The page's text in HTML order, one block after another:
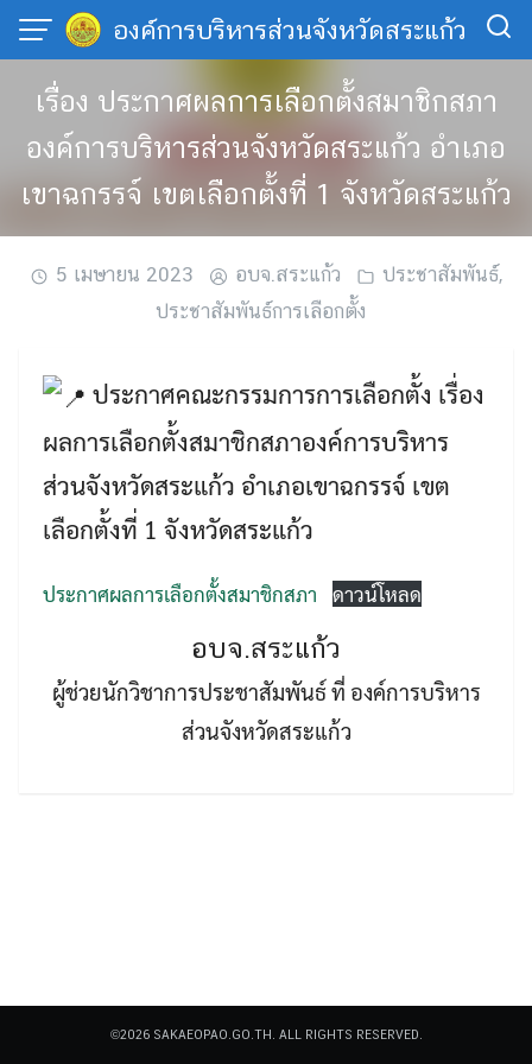
Skip
content
องค์การบริหารส่วนจังหวัดสระแก้ว
Search
เรื่อง ประกาศผลการเลือกตั้งสมาชิกสภา
องค์การบริหารส่วนจังหวัดสระแก้ว อำเภอ
เขาฉกรรจ์ เขตเลือกตั้งที่ 1 จังหวัดสระแก้ว
5 เมษายน 2023 อบจ.สระแก้ว ประชาสัมพันธ์,
ประชาสัมพันธ์การเลือกตั้ง
ประกาศคณะกรรมการการเลือกตั้ง เรื่อง
ผลการเลือกตั้งสมาชิกสภาองค์การบริหาร
ส่วนจังหวัดสระแก้ว อำเภอเขาฉกรรจ์ เขต
เลือกตั้งที่ 1 จังหวัดสระแก้ว
ประกาศผลการเลือกตั้งสมาชิกสภา ดาวน์โหลด
อบจ.สระแก้ว
ผู้ช่วยนักวิชาการประชาสัมพันธ์ ที่ องค์การบริหาร
ส่วนจังหวัดสระแก้ว
©2026 SAKAEOPAO.GO.TH. ALL RIGHTS RESERVED.